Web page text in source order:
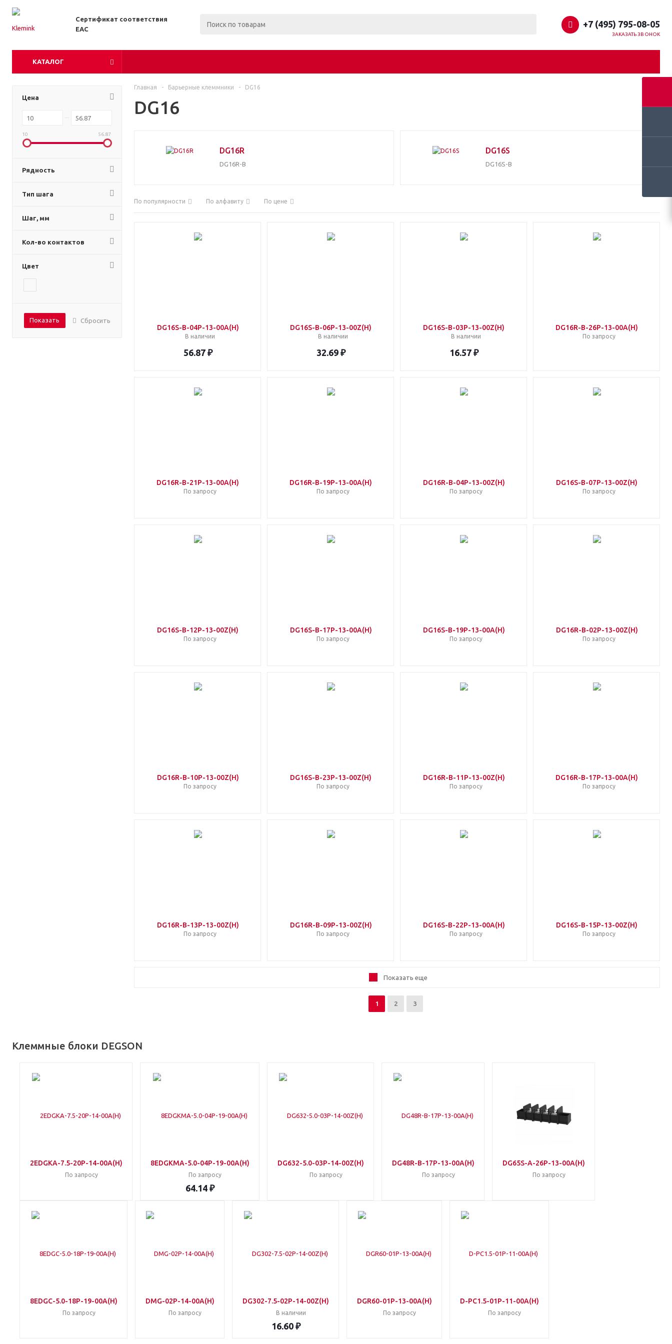
Сертификат соответствия
EAC
+7 (495) 795-08-05
ЗАКАЗАТЬ ЗВОНОК
КАТАЛОГ
Цена
10 56.87
Рядность
Тип шага
Шаг, мм
Кол-во контактов
Цвет
Показать Сбросить
Главная - Барьерные клеммники - DG16
DG16
DG16R
DG16R-B
DG16S
DG16S-B
По популярности По алфавиту По цене
DG16S-B-04P-13-00A(H)
В наличии
56.87 ₽
DG16S-B-06P-13-00Z(H)
В наличии
32.69 ₽
DG16S-B-03P-13-00Z(H)
В наличии
16.57 ₽
DG16R-B-26P-13-00A(H)
По запросу
DG16R-B-21P-13-00A(H)
По запросу
DG16R-B-19P-13-00A(H)
По запросу
DG16R-B-04P-13-00Z(H)
По запросу
DG16S-B-07P-13-00Z(H)
По запросу
DG16S-B-12P-13-00Z(H)
По запросу
DG16S-B-17P-13-00A(H)
По запросу
DG16S-B-19P-13-00A(H)
По запросу
DG16R-B-02P-13-00Z(H)
По запросу
DG16R-B-10P-13-00Z(H)
По запросу
DG16S-B-23P-13-00Z(H)
По запросу
DG16R-B-11P-13-00Z(H)
По запросу
DG16R-B-17P-13-00A(H)
По запросу
DG16R-B-13P-13-00Z(H)
По запросу
DG16R-B-09P-13-00Z(H)
По запросу
DG16S-B-22P-13-00A(H)
По запросу
DG16S-B-15P-13-00Z(H)
По запросу
Показать еще
1 2 3
Клеммные блоки DEGSON
2EDGKA-7.5-20P-14-00A(H)
По запросу
8EDGKMA-5.0-04P-19-00A(H)
По запросу
64.14 ₽
DG632-5.0-03P-14-00Z(H)
По запросу
DG48R-B-17P-13-00A(H)
По запросу
DG65S-A-26P-13-00A(H)
По запросу
8EDGC-5.0-18P-19-00A(H)
По запросу
DMG-02P-14-00A(H)
По запросу
DG302-7.5-02P-14-00Z(H)
В наличии
16.60 ₽
DGR60-01P-13-00A(H)
По запросу
D-PC1.5-01P-11-00A(H)
По запросу